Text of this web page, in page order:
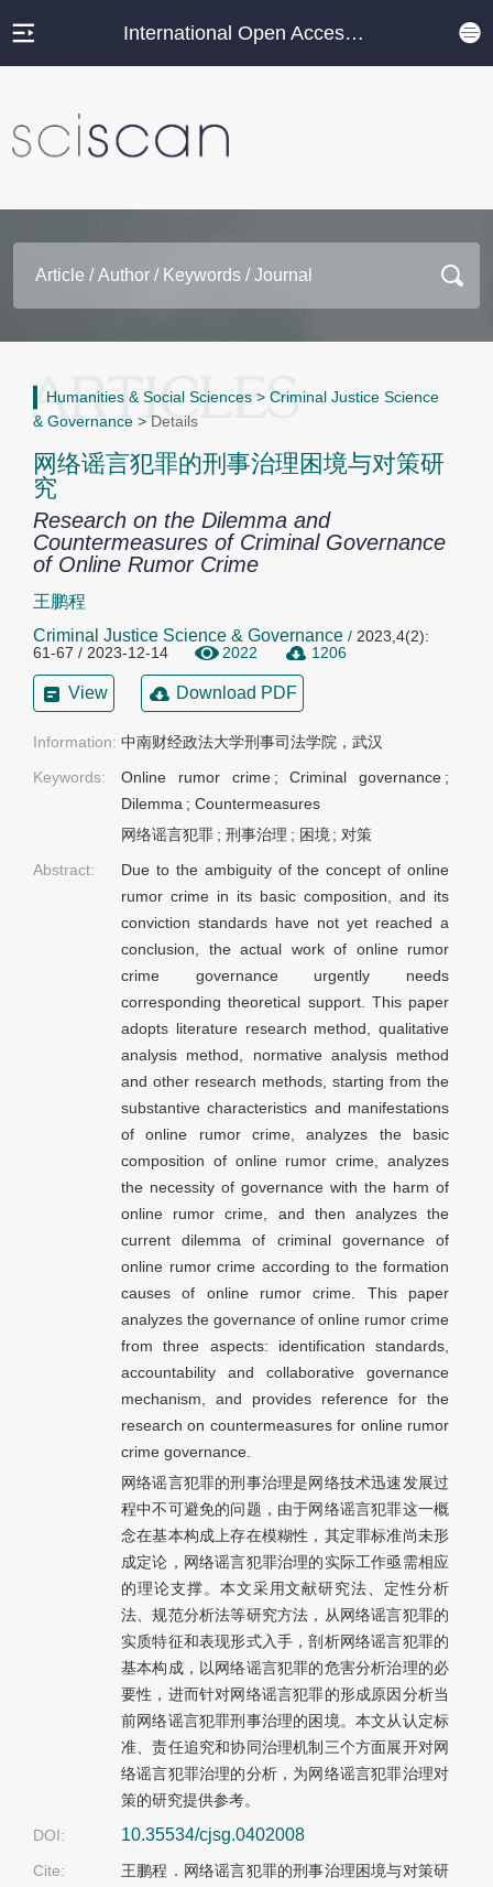
International Open Access Journal Platform
Humanities & Social Sciences > Criminal Justice Science
& Governance > Details
网络谣言犯罪的刑事治理困境与对策研
究
Research on the Dilemma and
Countermeasures of Criminal Governance
of Online Rumor Crime
王鹏程
Criminal Justice Science & Governance / 2023,4(2):
61-67 / 2023-12-14
2022 1206
View Download PDF
Information: 中南财经政法大学刑事司法学院，武汉
Keywords:
Online rumor crime ;Criminal governance ;
Dilemma ; Countermeasures
网络谣言犯罪 ; 刑事治理 ; 困境 ;对策
Abstract:
Due to the ambiguity of the concept of online
rumor crime in its basic composition, and its
conviction standards have not yet reached a
conclusion, the actual work of online rumor
crime governance urgently needs
corresponding theoretical support. This paper
adopts literature research method, qualitative
analysis method, normative analysis method
and other research methods, starting from the
substantive characteristics and manifestations
of online rumor crime, analyzes the basic
composition of online rumor crime, analyzes
the necessity of governance with the harm of
online rumor crime, and then analyzes the
current dilemma of criminal governance of
online rumor crime according to the formation
causes of online rumor crime. This paper
analyzes the governance of online rumor crime
from three aspects: identification standards,
accountability and collaborative governance
mechanism, and provides reference for the
research on countermeasures for online rumor
crime governance.
网络谣言犯罪的刑事治理是网络技术迅速发展过
程中不可避免的问题，由于网络谣言犯罪这一概
念在基本构成上存在模糊性，其定罪标准尚未形
成定论，网络谣言犯罪治理的实际工作亟需相应
的理论支撑。本文采用文献研究法、定性分析
法、规范分析法等研究方法，从网络谣言犯罪的
实质特征和表现形式入手，剖析网络谣言犯罪的
基本构成，以网络谣言犯罪的危害分析治理的必
要性，进而针对网络谣言犯罪的形成原因分析当
前网络谣言犯罪刑事治理的困境。本文从认定标
准、责任追究和协同治理机制三个方面展开对网
络谣言犯罪治理的分析，为网络谣言犯罪治理对
策的研究提供参考。
DOI:
10.35534/cjsg.0402008
Cite:
王鹏程．网络谣言犯罪的刑事治理困境与对策研